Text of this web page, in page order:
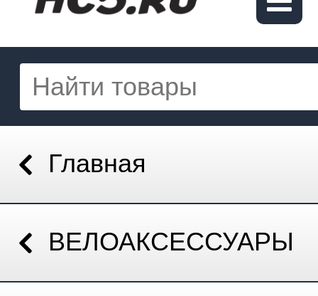
Главная
ВЕЛОАКСЕССУАРЫ